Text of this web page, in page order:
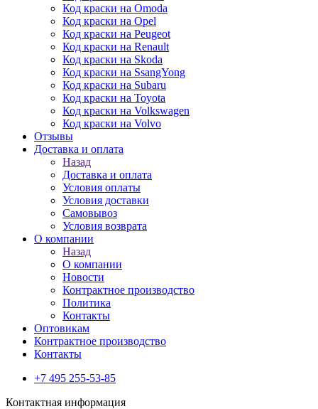
Код краски на Omoda
Код краски на Opel
Код краски на Peugeot
Код краски на Renault
Код краски на Skoda
Код краски на SsangYong
Код краски на Subaru
Код краски на Toyota
Код краски на Volkswagen
Код краски на Volvo
Отзывы
Доставка и оплата
Назад
Доставка и оплата
Условия оплаты
Условия доставки
Самовывоз
Условия возврата
О компании
Назад
О компании
Новости
Контрактное производство
Политика
Контакты
Оптовикам
Контрактное производство
Контакты
+7 495 255-53-85
Контактная информация